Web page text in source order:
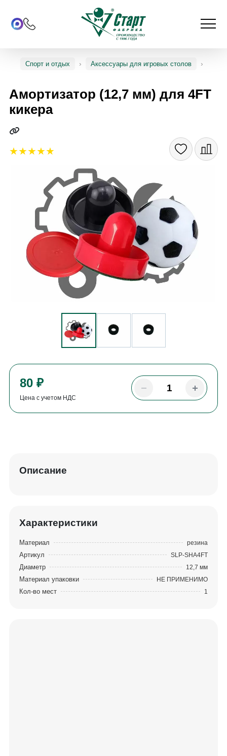
Спорт и отдых Аксессуары для игровых столов
Амортизатор (12,7 мм) для 4FT
кикера
80 ₽
Цена с учетом НДС
Описание
Характеристики
Материал резина
Артикул SLP-SHA4FT
Диаметр 12,7 мм
Материал упаковки НЕ ПРИМЕНИМО
Кол-во мест 1